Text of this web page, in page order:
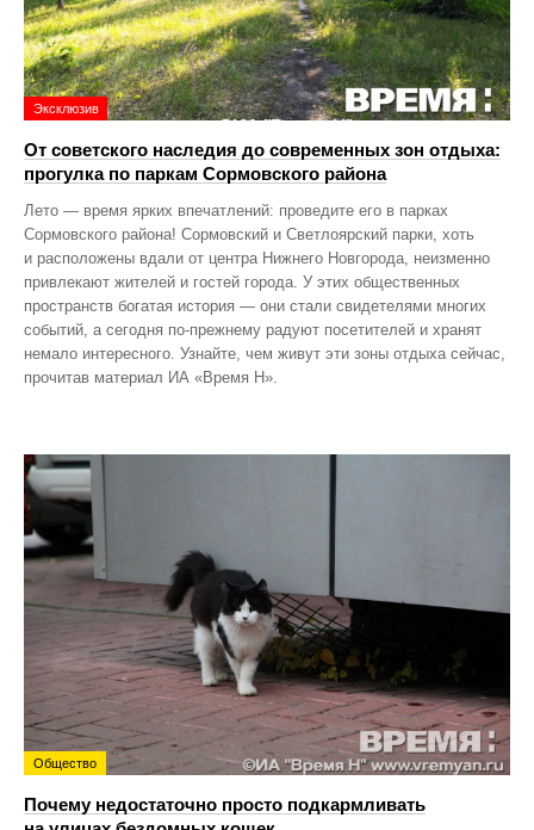
Эксклюзив
От советского наследия до современных зон отдыха:
прогулка по паркам Сормовского района
Лето — время ярких впечатлений: проведите его в парках
Сормовского района! Сормовский и Светлоярский парки, хоть
и расположены вдали от центра Нижнего Новгорода, неизменно
привлекают жителей и гостей города. У этих общественных
пространств богатая история — они стали свидетелями многих
событий, а сегодня по‑прежнему радуют посетителей и хранят
немало интересного. Узнайте, чем живут эти зоны отдыха сейчас,
прочитав материал ИА «Время Н».
Общество
Почему недостаточно просто подкармливать